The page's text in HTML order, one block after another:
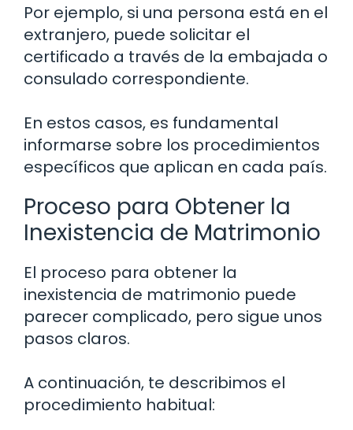
Por ejemplo, si una persona está en el
extranjero, puede solicitar el
certificado a través de la embajada o
consulado correspondiente.
En estos casos, es fundamental
informarse sobre los procedimientos
específicos que aplican en cada país.
Proceso para Obtener la
Inexistencia de Matrimonio
El proceso para obtener la
inexistencia de matrimonio puede
parecer complicado, pero sigue unos
pasos claros.
A continuación, te describimos el
procedimiento habitual: